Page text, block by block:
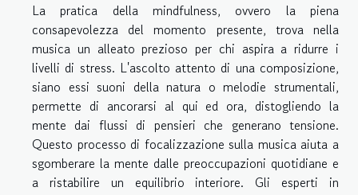
La pratica della mindfulness, ovvero la piena
consapevolezza del momento presente, trova nella
musica un alleato prezioso per chi aspira a ridurre i
livelli di stress. L'ascolto attento di una composizione,
siano essi suoni della natura o melodie strumentali,
permette di ancorarsi al qui ed ora, distogliendo la
mente dai flussi di pensieri che generano tensione.
Questo processo di focalizzazione sulla musica aiuta a
sgomberare la mente dalle preoccupazioni quotidiane e
a ristabilire un equilibrio interiore. Gli esperti in